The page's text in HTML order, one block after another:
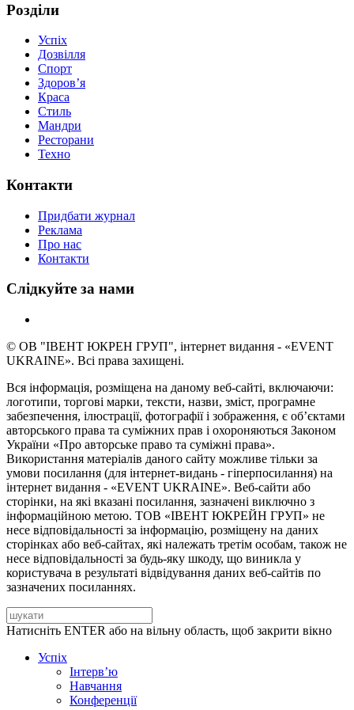
Розділи
Успіх
Дозвілля
Спорт
Здоров’я
Краса
Стиль
Мандри
Ресторани
Техно
Контакти
Придбати журнал
Реклама
Про нас
Контакти
Слідкуйте за нами
© ОВ "ІВЕНТ ЮКРЕН ГРУП", інтернет видання - «EVENT
UKRAINE». Всі права захищені.
Вся інформація, розміщена на даному веб-сайті, включаючи:
логотипи, торгові марки, тексти, назви, зміст, програмне
забезпечення, ілюстрації, фотографії і зображення, є об’єктами
авторського права та суміжних прав і охороняються Законом
України «Про авторське право та суміжні права».
Використання матеріалів даного сайту можливе тільки за
умови посилання (для інтернет-видань - гіперпосилання) на
інтернет видання - «EVENT UKRAINE». Веб-сайти або
сторінки, на які вказані посилання, зазначені виключно з
інформаційною метою. ТОВ «ІВЕНТ ЮКРЕЙН ГРУП» не
несе відповідальності за інформацію, розміщену на даних
сторінках або веб-сайтах, які належать третім особам, також не
несе відповідальності за будь-яку шкоду, що виникла у
користувача в результаті відвідування даних веб-сайтів по
зазначених посиланнях.
Натисніть ENTER або на вільну область, щоб закрити вікно
Успіх
Інтерв’ю
Навчання
Конференції